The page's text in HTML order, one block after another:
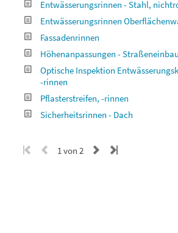
Entwässerungsrinnen - Stahl,
Entwässerungsrinnen
Fassadenrinnen
Höhenanpassungen -
Optische Inspektion
-rinnen
Pflasterstreifen, -rinnen
Sicherheitsrinnen - Dach
1 von 2